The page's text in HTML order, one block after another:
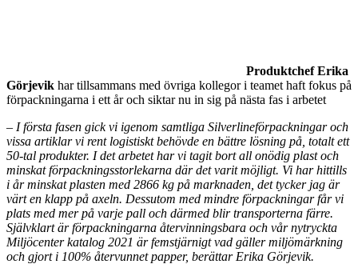
Produktchef Erika
Görjevik har tillsammans med övriga kollegor i teamet haft fokus på
förpackningarna i ett år och siktar nu in sig på nästa fas i arbetet
– I första fasen gick vi igenom samtliga Silverlineförpackningar och
vissa artiklar vi rent logistiskt behövde en bättre lösning på, totalt ett
50-tal produkter. I det arbetet har vi tagit bort all onödig plast och
minskat förpackningsstorlekarna där det varit möjligt. Vi har hittills
i år minskat plasten med 2866 kg på marknaden, det tycker jag är
värt en klapp på axeln. Dessutom med mindre förpackningar får vi
plats med mer på varje pall och därmed blir transporterna färre.
Självklart är förpackningarna återvinningsbara och vår nytryckta
Miljöcenter katalog 2021 är femstjärnigt vad gäller miljömärkning
och gjort i 100% återvunnet papper, berättar Erika Görjevik.